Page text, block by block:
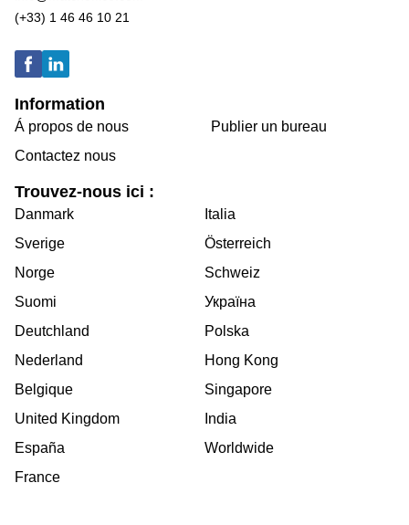
(+33) 1 46 46 10 21
Information
Á propos de nous
Contactez nous
Publier un bureau
Trouvez-nous ici :
Danmark
Sverige
Norge
Suomi
Deutchland
Nederland
Belgique
United Kingdom
España
France
Italia
Österreich
Schweiz
Україна
Polska
Hong Kong
Singapore
India
Worldwide